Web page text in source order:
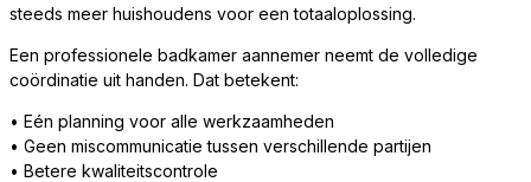
steeds meer huishoudens voor een totaaloplossing.
Een professionele badkamer aannemer neemt de volledige
coördinatie uit handen. Dat betekent:
• Eén planning voor alle werkzaamheden
• Geen miscommunicatie tussen verschillende partijen
• Betere kwaliteitscontrole